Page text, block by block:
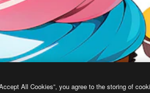
AI画像生成ツールを使うと、あなた独自の画像を作成
All Cookies”, you agree to the storing of